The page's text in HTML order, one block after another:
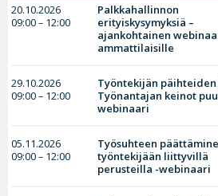
20.10.2026
09:00 – 12:00
Palkkahallinnon
erityiskysymyksiä –
ajankohtainen
ammattilaisille
29.10.2026
09:00 – 12:00
Työntekijän päihteiden
Työnantajan keinot
webinaari
05.11.2026
09:00 – 12:00
Työsuhteen
työntekijään liittyvillä
perusteilla -webinaari